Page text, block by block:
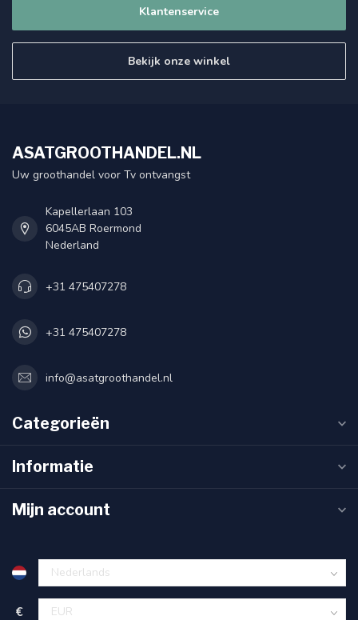
Klantenservice
Bekijk onze winkel
ASATGROOTHANDEL.NL
Uw groothandel voor Tv ontvangst
Kapellerlaan 103
6045AB Roermond
Nederland
+31 475407278
+31 475407278
info@asatgroothandel.nl
Categorieën
Informatie
Mijn account
€